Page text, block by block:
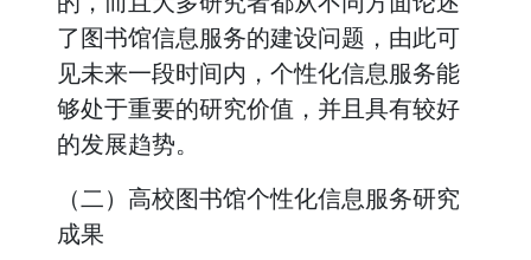
了图书馆信息服务的建设问题，由此可
见未来一段时间内，个性化信息服务能
够处于重要的研究价值，并且具有较好
的发展趋势。
（二）高校图书馆个性化信息服务研究
成果